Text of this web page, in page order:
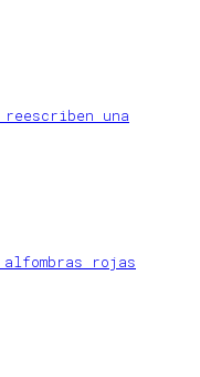
reescriben una
alfombras rojas